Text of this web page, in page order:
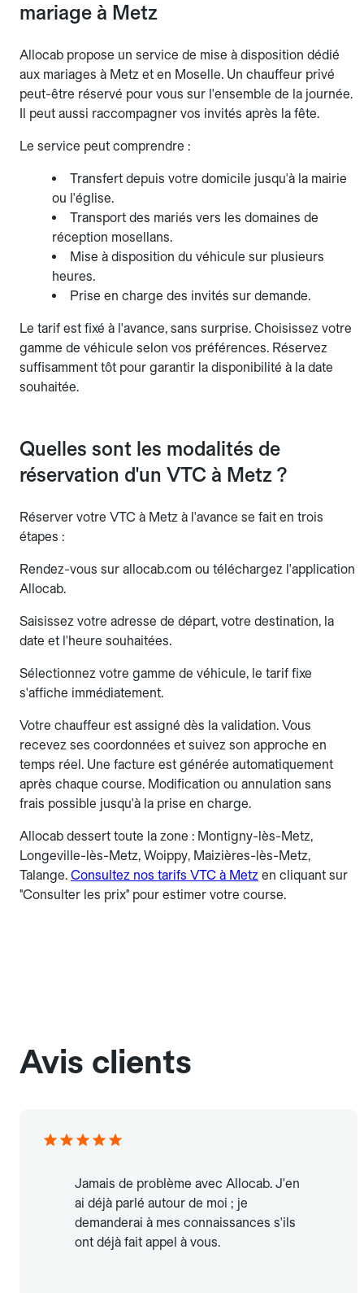
mariage à Metz
Allocab propose un service de mise à disposition dédié
aux mariages à Metz et en Moselle. Un chauffeur privé
peut-être réservé pour vous sur l'ensemble de la journée.
Il peut aussi raccompagner vos invités après la fête.
Le service peut comprendre :
Transfert depuis votre domicile jusqu'à la mairie
ou l'église.
Transport des mariés vers les domaines de
réception mosellans.
Mise à disposition du véhicule sur plusieurs
heures.
Prise en charge des invités sur demande.
Le tarif est fixé à l'avance, sans surprise. Choisissez votre
gamme de véhicule selon vos préférences. Réservez
suffisamment tôt pour garantir la disponibilité à la date
souhaitée.
Quelles sont les modalités de
réservation d'un VTC à Metz ?
Réserver votre VTC à Metz à l'avance se fait en trois
étapes :
Rendez-vous sur allocab.com ou téléchargez l'application
Allocab.
Saisissez votre adresse de départ, votre destination, la
date et l'heure souhaitées.
Sélectionnez votre gamme de véhicule, le tarif fixe
s'affiche immédiatement.
Votre chauffeur est assigné dès la validation. Vous
recevez ses coordonnées et suivez son approche en
temps réel. Une facture est générée automatiquement
après chaque course. Modification ou annulation sans
frais possible jusqu'à la prise en charge.
Allocab dessert toute la zone : Montigny-lès-Metz,
Longeville-lès-Metz, Woippy, Maizières-lès-Metz,
Talange. Consultez nos tarifs VTC à Metz en cliquant sur
"Consulter les prix" pour estimer votre course.
Avis clients
Jamais de problème avec Allocab. J'en
ai déjà parlé autour de moi ; je
demanderai à mes connaissances s'ils
ont déjà fait appel à vous.